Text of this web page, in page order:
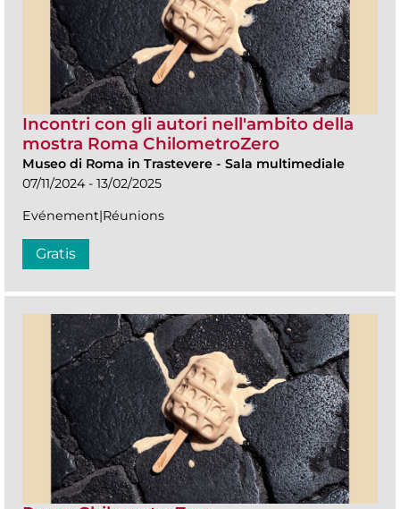
Incontri con gli autori nell'ambito della
mostra Roma ChilometroZero
Museo di Roma in Trastevere - Sala multimediale
07/11/2024 - 13/02/2025
Evénement|Réunions
Gratis